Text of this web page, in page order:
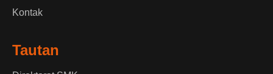
Kontak
Tautan